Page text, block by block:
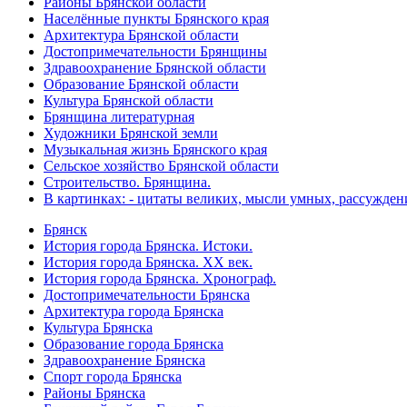
Населённые пункты Брянского края
Архитектура Брянской области
Достопримечательности Брянщины
Здравоохранение Брянской области
Образование Брянской области
Культура Брянской области
Брянщина литературная
Художники Брянской земли
Музыкальная жизнь Брянского края
Сельское хозяйство Брянской области
Строительство. Брянщина.
В картинках: - цитаты великих, мысли умных,
Брянск
История города Брянска. Истоки.
История города Брянска. XX век.
История города Брянска. Хронограф.
Достопримечательности Брянска
Архитектура города Брянска
Культура Брянска
Образование города Брянска
Здравоохранение Брянска
Спорт города Брянска
Районы Брянска